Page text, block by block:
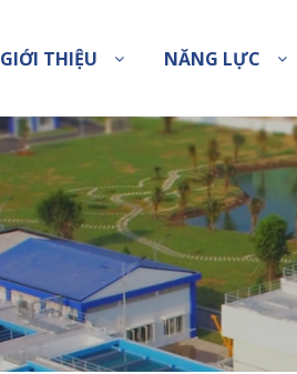
GIỚI THIỆU NĂNG LỰC